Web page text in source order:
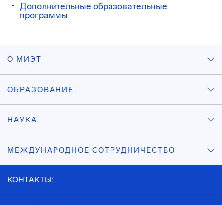
Дополнительные образовательные
программы
О МИЭТ
ОБРАЗОВАНИЕ
НАУКА
МЕЖДУНАРОДНОЕ СОТРУДНИЧЕСТВО
КОНТАКТЫ: